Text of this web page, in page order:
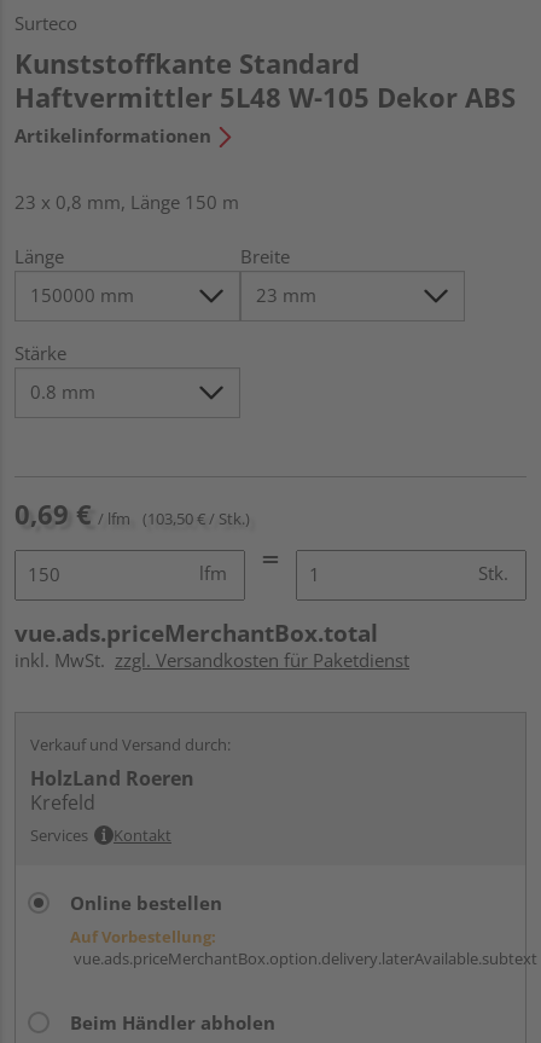
Surteco
Kunststoffkante Standard
Haftvermittler 5L48 W-105 Dekor ABS
Artikelinformationen
23 x 0,8 mm, Länge 150 m
Länge Breite
Stärke
0,69 € / lfm (103,50 € / Stk.)
lfm Stk.
vue.ads.priceMerchantBox.total
inkl. MwSt. zzgl. Versandkosten für Paketdienst
Verkauf und Versand durch:
HolzLand Roeren
Krefeld
Services Kontakt
Online bestellen
Auf Vorbestellung:
vue.ads.priceMerchantBox.option.delivery.laterAvailable.subtext
Beim Händler abholen